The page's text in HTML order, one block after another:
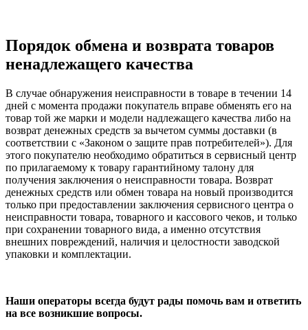
Порядок обмена и возврата товаров
ненадлежащего качества
В случае обнаружения неисправности в товаре в течении 14
дней с момента продажи покупатель вправе обменять его на
товар той же марки и модели надлежащего качества либо на
возврат денежных средств за вычетом суммы доставки (в
соответствии с «Законом о защите прав потребителей»). Для
этого покупателю необходимо обратиться в сервисный центр
по прилагаемому к товару гарантийному талону для
получения заключения о неисправности товара. Возврат
денежных средств или обмен товара на новый производится
только при предоставлении заключения сервисного центра о
неисправности товара, товарного и кассового чеков, и только
при сохранении товарного вида, а именно отсутствия
внешних повреждений, наличия и целостности заводской
упаковки и комплектации.
Наши операторы всегда будут рады помочь вам и ответить
на все возникшие вопросы.